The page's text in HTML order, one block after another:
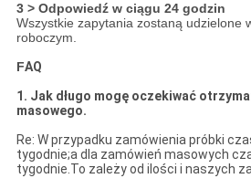
3 > Odpowiedź w ciągu 24 godzin
Wszystkie zapytania zostaną udzielone
roboczym.
FAQ
1. Jak długo mogę oczekiwać
masowego.
Re: W przypadku zamówienia próbki
tygodnie;a dla zamówień masowych
tygodnie.To zależy od ilości i naszych